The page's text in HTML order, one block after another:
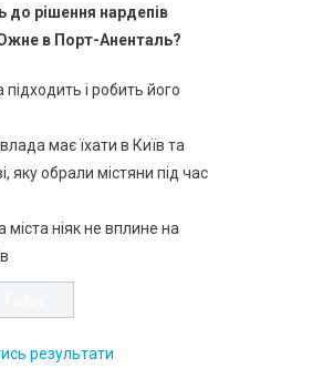
до рішення нардепів
в Порт-Аненталь?
і робить його
має їхати в Київ та
яку обрали містяни під час
ніяк не вплине на
результати